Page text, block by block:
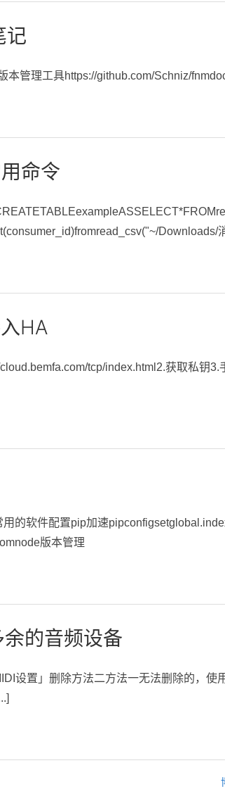
记
本管理工具https://github.com/Schniz/
命令
Downloads/
HA
tcp/index.html2.获取私钥
的软件配置pip加速
版本管理
的音频设备
设置」删除方法二方法一无法删除的，